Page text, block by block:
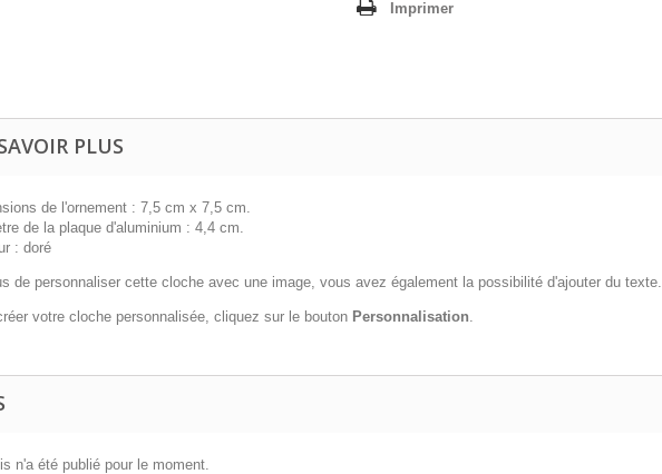
Imprimer
PLUS
de l'ornement : 7,5 cm x 7,5 cm.
de la plaque d'aluminium : 4,4 cm.
: doré
de personnaliser cette cloche avec une image, vous avez également la possibilité d'ajouter du texte.
votre cloche personnalisée, cliquez sur le bouton Personnalisation.
n'a été publié pour le moment.